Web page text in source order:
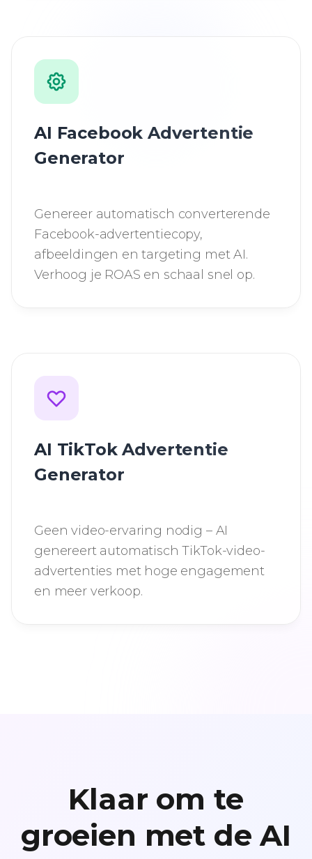
AI Facebook Advertentie
Generator
Genereer automatisch converterende
Facebook-advertentiecopy,
afbeeldingen en targeting met AI.
Verhoog je ROAS en schaal snel op.
AI TikTok Advertentie
Generator
Geen video-ervaring nodig – AI
genereert automatisch TikTok-video-
advertenties met hoge engagement
en meer verkoop.
Klaar om te
groeien met de AI